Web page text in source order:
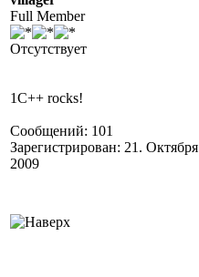
Full Member
Отсутствует
1C++ rocks!
Сообщений: 101
Зарегистрирован: 21. Октября
2009